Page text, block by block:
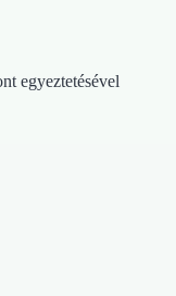
egyeztetésével